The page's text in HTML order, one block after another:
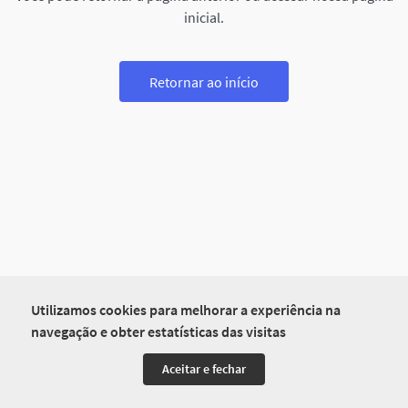
Utilizamos cookies para melhorar a experiência na
navegação e obter estatísticas das visitas
Aceitar e fechar
inicial.
Retornar ao início